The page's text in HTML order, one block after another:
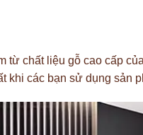
từ chất liệu gỗ cao cấp
khi các bạn sử dụng sản